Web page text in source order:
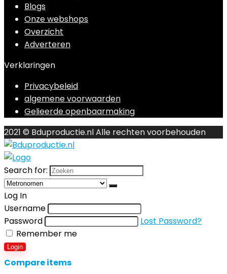
Blogs
Onze webshops
Overzicht
Adverteren
Verklaringen
Privacybeleid
algemene voorwaarden
Gelieerde openbaarmaking
2021 © Bduproductie.nl Alle rechten voorbehouden
Search for:
Log In
Username
Password
Lost Password?
Remember me
Login
Compare items